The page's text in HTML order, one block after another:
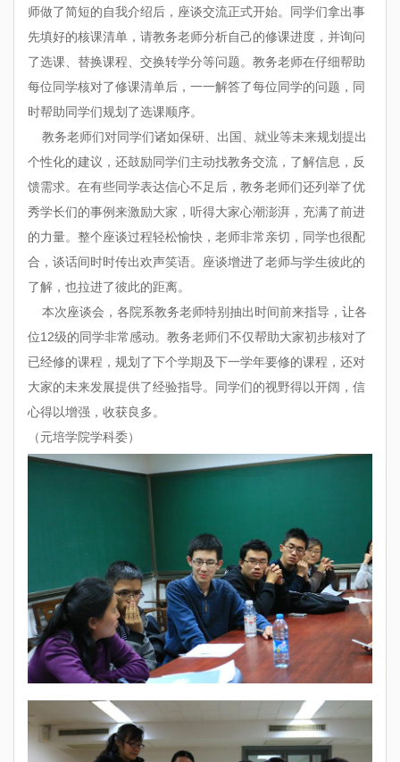
师做了简短的自我介绍后，座谈交流正式开始。同学们拿出事
先填好的核课清单，请教务老师分析自己的修课进度，并询问
了选课、替换课程、交换转学分等问题。教务老师在仔细帮助
每位同学核对了修课清单后，一一解答了每位同学的问题，同
时帮助同学们规划了选课顺序。
教务老师们对同学们诸如保研、出国、就业等未来规划提出
个性化的建议，还鼓励同学们主动找教务交流，了解信息，反
馈需求。在有些同学表达信心不足后，教务老师们还列举了优
秀学长们的事例来激励大家，听得大家心潮澎湃，充满了前进
的力量。整个座谈过程轻松愉快，老师非常亲切，同学也很配
合，谈话间时时传出欢声笑语。座谈增进了老师与学生彼此的
了解，也拉进了彼此的距离。
本次座谈会，各院系教务老师特别抽出时间前来指导，让各
位12级的同学非常感动。教务老师们不仅帮助大家初步核对了
已经修的课程，规划了下个学期及下一学年要修的课程，还对
大家的未来发展提供了经验指导。同学们的视野得以开阔，信
心得以增强，收获良多。
（元培学院学科委）